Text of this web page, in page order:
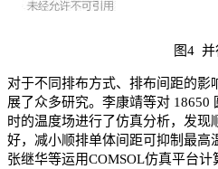
图4 并行风冷单
对于不同排布方式、排布间距的影
展了众多研究。李康靖等对 18650
时的温度场进行了仿真分析，发现
好，减小顺排单体间距可抑制最高
张继华等运用COMSOL仿真平台